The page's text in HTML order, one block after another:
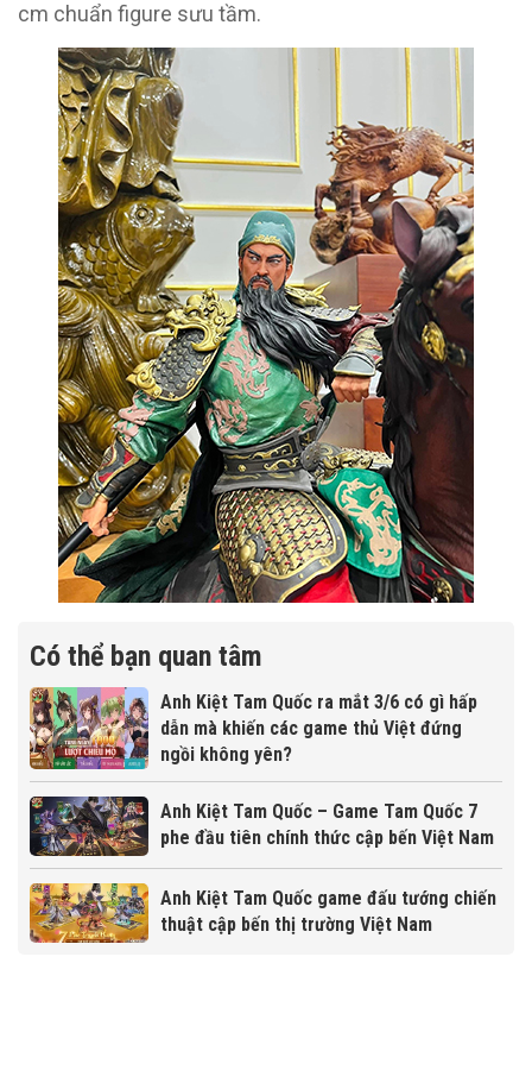
cm chuẩn figure sưu tầm.
Có thể bạn quan tâm
Anh Kiệt Tam Quốc ra mắt 3/6 có gì hấp
dẫn mà khiến các game thủ Việt đứng
ngồi không yên?
Anh Kiệt Tam Quốc – Game Tam Quốc 7
phe đầu tiên chính thức cập bến Việt Nam
Anh Kiệt Tam Quốc game đấu tướng chiến
thuật cập bến thị trường Việt Nam